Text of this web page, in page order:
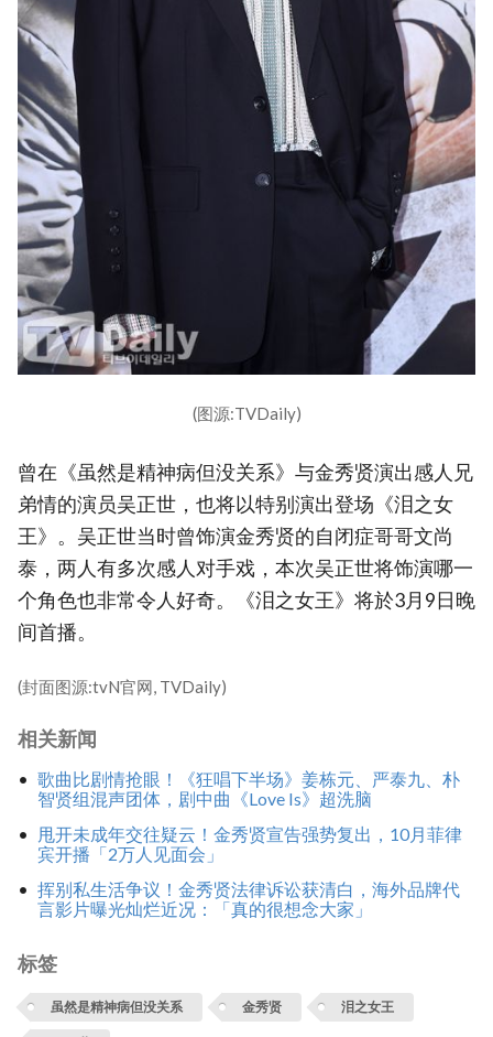
(图源:TVDaily)
曾在《虽然是精神病但没关系》与金秀贤演出感人兄
弟情的演员吴正世，也将以特别演出登场《泪之女
王》。吴正世当时曾饰演金秀贤的自闭症哥哥文尚
泰，两人有多次感人对手戏，本次吴正世将饰演哪一
个角色也非常令人好奇。《泪之女王》将於3月9日晚
间首播。
(封面图源:tvN官网, TVDaily)
相关新闻
歌曲比剧情抢眼！《狂唱下半场》姜栋元、严泰九、朴
智贤组混声团体，剧中曲《Love Is》超洗脑
甩开未成年交往疑云！金秀贤宣告强势复出，10月菲律
宾开播「2万人见面会」
挥别私生活争议！金秀贤法律诉讼获清白，海外品牌代
言影片曝光灿烂近况：「真的很想念大家」
标签
虽然是精神病但没关系 金秀贤 泪之女王